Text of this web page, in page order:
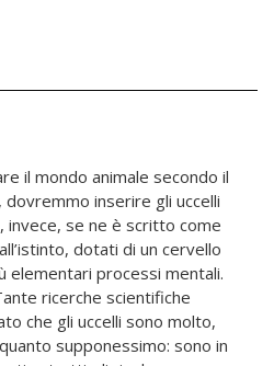
il mondo animale secondo il
dovremmo inserire gli uccelli
invece, se ne è scritto come
dotati di un cervello
elementari processi mentali.
ricerche scientifiche
che gli uccelli sono molto,
supponessimo: sono in